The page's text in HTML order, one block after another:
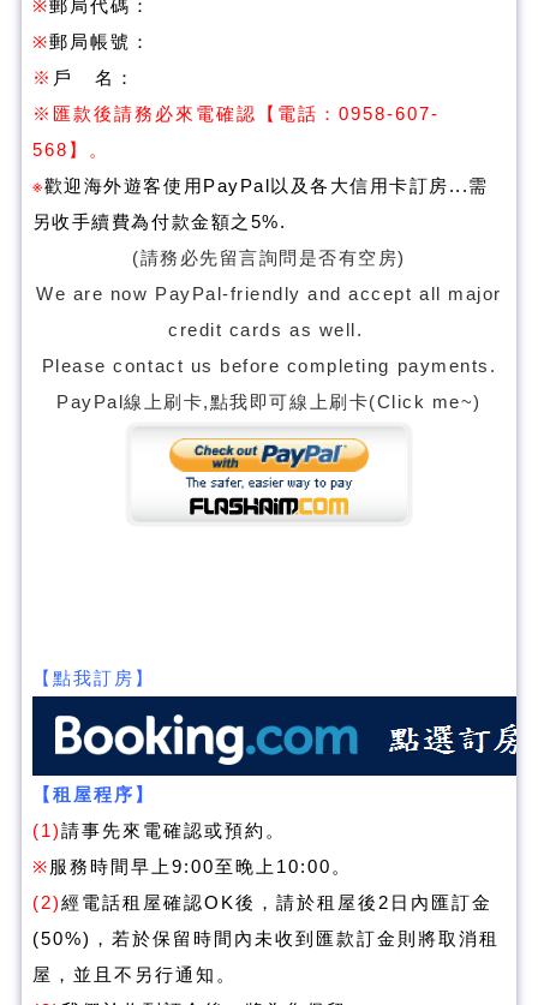
※郵局代碼：
※郵局帳號：
※ 戶 名：
※ 匯款後請務必來電確認
【電話：0958-607-
568】。
※歡迎海外遊客使用PayPal以及各大信用卡訂房...需
另收手續費為付款金額之5%.
(請務必先留言詢問是否有空房)
We are now PayPal-friendly and accept all major
credit cards as well.
Please contact us before completing payments.
PayPal線上刷卡,點我即可線上刷卡(Click me~)
【點我訂房】
【租屋程序】
(1)請事先來電確認或預約。
※服務時間早上9:00至晚上10:00。
(2)經電話租屋確認OK後，請於租屋後2日內匯訂金
(50%)，若於保留時間內未收到匯款訂金則將取消租
屋，並且不另行通知。